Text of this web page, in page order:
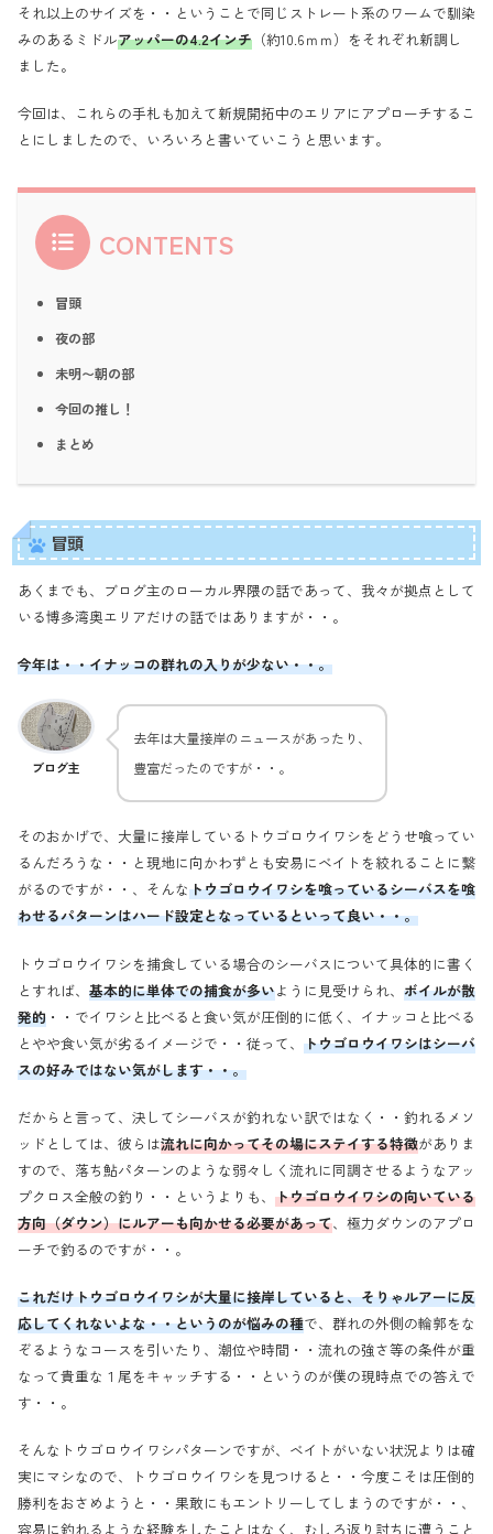
それ以上のサイズを・・ということで同じストレート系のワームで馴染
みのあるミドルアッパーの4.2インチ （約10.6ｍｍ）をそれぞれ新調し
ました。
今回は、これらの手札も加えて新規開拓中のエリアにアプローチするこ
とにしましたので、いろいろと書いていこうと思います。
CONTENTS
冒頭
夜の部
未明〜朝の部
今回の推し！
まとめ
冒頭
あくまでも、ブログ主のローカル界隈の話であって、我々が拠点として
いる博多湾奥エリアだけの話ではありますが・・。
今年は・・イナッコの群れの入りが少ない・・。
ブログ主
去年は大量接岸のニュースがあったり、
豊富だったのですが・・。
そのおかげで、大量に接岸しているトウゴロウイワシをどうせ喰ってい
るんだろうな・・と現地に向かわずとも安易にベイトを絞れることに繋
がるのですが・・、そんなトウゴロウイワシを喰っているシーバスを喰
わせるパターンはハード設定となっているといって良い・・。
トウゴロウイワシを捕食している場合のシーバスについて具体的に書く
とすれば、 基本的に単体での捕食が多いように見受けられ、 ボイルが散
発的 ・・でイワシと比べると食い気が圧倒的に低く、イナッコと比べる
とやや食い気が劣るイメージで・・従って、 トウゴロウイワシはシーバ
スの好みではない気がします・・。
だからと言って、決してシーバスが釣れない訳ではなく・・釣れるメソ
ッドとしては、彼らは流れに向かってその場にステイする特徴がありま
すので、落ち鮎パターンのような弱々しく流れに同調させるようなアッ
プクロス全般の釣り・・というよりも、 トウゴロウイワシの向いている
方向（ダウン）にルアーも向かせる必要があって、極力ダウンのアプロ
ーチで釣るのですが・・。
これだけトウゴロウイワシが大量に接岸していると、そりゃルアーに反
応してくれないよな・・というのが悩みの種で、群れの外側の輪郭をな
ぞるようなコースを引いたり、潮位や時間・・流れの強さ等の条件が重
なって貴重な１尾をキャッチする・・というのが僕の現時点での答えで
す・・。
そんなトウゴロウイワシパターンですが、ベイトがいない状況よりは確
実にマシなので、トウゴロウイワシを見つけると・・今度こそは圧倒的
勝利をおさめようと・・果敢にもエントリーしてしまうのですが・・、
容易に釣れるような経験をしたことはなく、むしろ返り討ちに遭うこと